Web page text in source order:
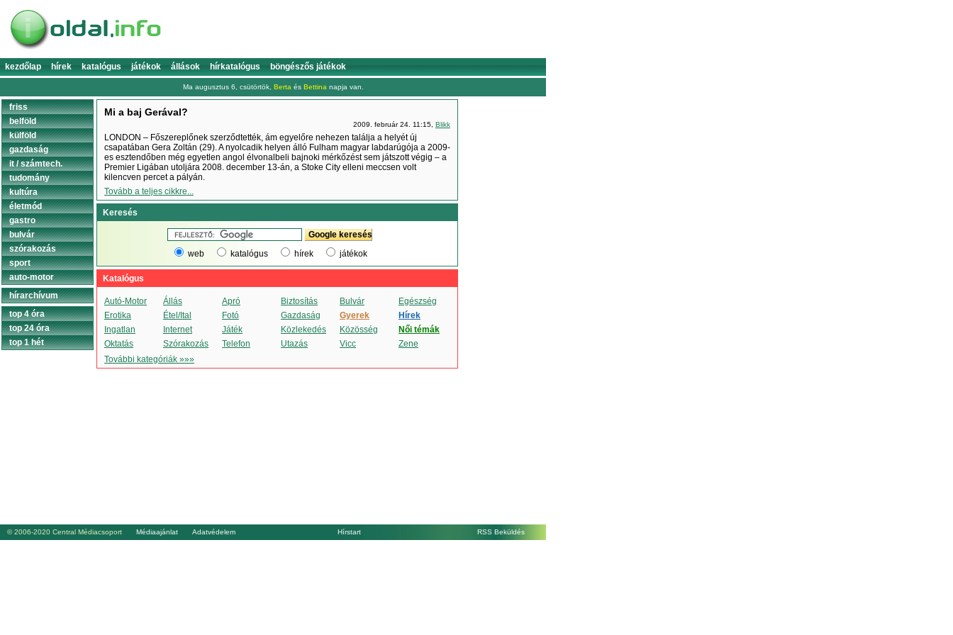
kezdőlap hírek katalógus játékok állások hírkatalógus böngészős játékok
Ma augusztus 6, csütörtök, Berta és Bettina napja van.
Mi a baj Gerával?
2009. február 24. 11:15, Blikk
LONDON – Főszereplőnek szerződtették, ám egyelőre nehezen találja a helyét új
csapatában Gera Zoltán (29). A nyolcadik helyen álló Fulham magyar labdarúgója a 2009-
es esztendőben még egyetlen angol élvonalbeli bajnoki mérkőzést sem játszott végig – a
Premier Ligában utoljára 2008. december 13-án, a Stoke City elleni meccsen volt
kilencven percet a pályán.
Tovább a teljes cikkre...
Keresés
web katalógus hírek játékok
Katalógus
Autó-Motor Állás Apró Biztosítás Bulvár
Egészség
Erotika
Étel/Ital Fotó Gazdaság Gyerek
Hírek
Ingatlan
Internet Játék Közlekedés Közösség
Női témák
Oktatás
Szórakozás Telefon Utazás Vicc
Zene
További kategóriák »»»
friss
belföld
külföld
gazdaság
it / számtech.
tudomány
kultúra
életmód
gastro
bulvár
szórakozás
sport
auto-motor
hírarchívum
top 4 óra
top 24 óra
top 1 hét
RSS Beküldés
© 2006-2020 Central Médiacsoport Médiaajánlat Adatvédelem Hírstart